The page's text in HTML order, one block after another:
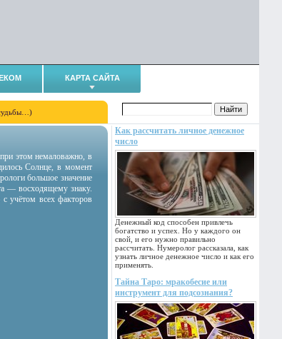
КАРТА САЙТА
Как рассчитать личное денежное
число
Денежный код способен привлечь
богатство и успех. Но у каждого он
свой, и его нужно правильно
рассчитать. Нумеролог рассказала, как
узнать личное денежное число и как его
применять.
Тайна Таро: мракобесие или
инструмент для подсознания?
при этом немаловажно, в
Солнце, в момент
большое значение
— восходящему знаку.
учётом всех факторов